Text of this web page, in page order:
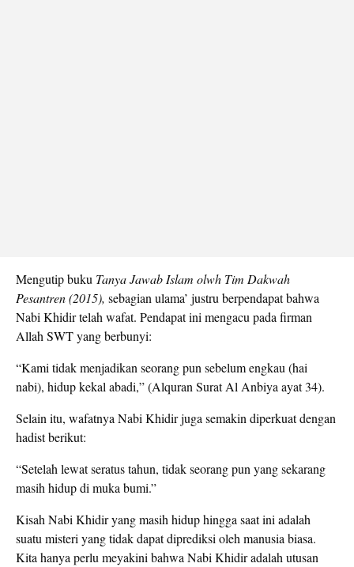
Mengutip buku Tanya Jawab Islam olwh Tim Dakwah
Pesantren (2015), sebagian ulama’ justru berpendapat bahwa
Nabi Khidir telah wafat. Pendapat ini mengacu pada firman
Allah SWT yang berbunyi:
“Kami tidak menjadikan seorang pun sebelum engkau (hai
nabi), hidup kekal abadi,” (Alquran Surat Al Anbiya ayat 34).
Selain itu, wafatnya Nabi Khidir juga semakin diperkuat dengan
hadist berikut:
“Setelah lewat seratus tahun, tidak seorang pun yang sekarang
masih hidup di muka bumi.”
Kisah Nabi Khidir yang masih hidup hingga saat ini adalah
suatu misteri yang tidak dapat diprediksi oleh manusia biasa.
Kita hanya perlu meyakini bahwa Nabi Khidir adalah utusan